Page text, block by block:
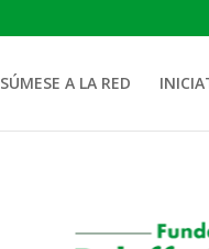
SÚMESE A LA RED